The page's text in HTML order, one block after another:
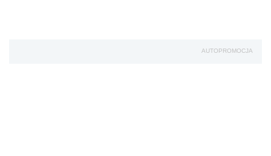
AUTOPROMOCJA